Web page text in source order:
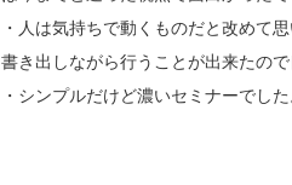
・人は気持ちで動くものだと改めて
書き出しながら行うことが出来たので
・シンプルだけど濃いセミナーでし